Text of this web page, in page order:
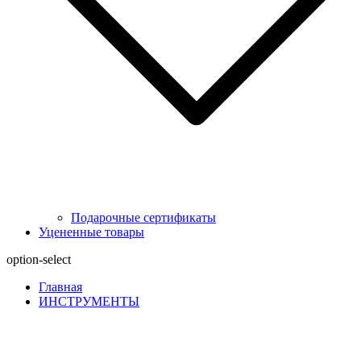
Подарочные сертификаты
Уцененные товары
option-select
Главная
ИНСТРУМЕНТЫ